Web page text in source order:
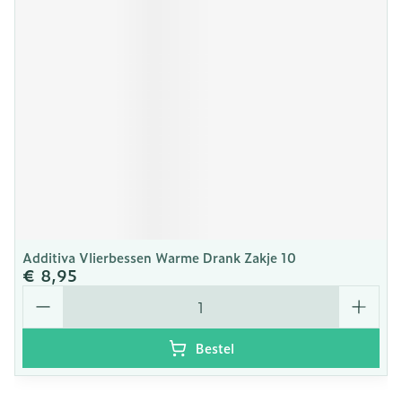
Additiva Vlierbessen Warme Drank Zakje 10
€ 8,95
Aantal
Bestel